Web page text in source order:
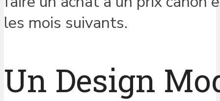
les mois suivants.
Un Design